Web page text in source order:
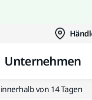
Unternehmen
von 14 Tagen